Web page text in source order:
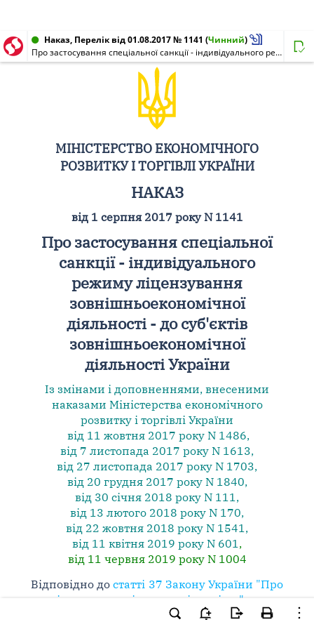
Наказ, Перелік від 01.08.2017 № 1141 (Чинний)
Про застосування спеціальної санкції - індивідуального режиму ліцензування зовнішньоекономічної діяльності - до суб'єктів зовнішньоекономічної діяльності України
МІНІСТЕРСТВО ЕКОНОМІЧНОГО
РОЗВИТКУ І ТОРГІВЛІ УКРАЇНИ
НАКАЗ
від 1 серпня 2017 року N 1141
Про застосування спеціальної
санкції - індивідуального
режиму ліцензування
зовнішньоекономічної
діяльності - до суб'єктів
зовнішньоекономічної
діяльності України
Із змінами і доповненнями, внесеними
наказами Міністерства економічного
розвитку і торгівлі України
від 11 жовтня 2017 року N 1486,
від 7 листопада 2017 року N 1613,
від 27 листопада 2017 року N 1703,
від 20 грудня 2017 року N 1840,
від 30 січня 2018 року N 111,
від 13 лютого 2018 року N 170,
від 22 жовтня 2018 року N 1541,
від 11 квітня 2019 року N 601,
від 11 червня 2019 року N 1004
Відповідно достатті 37 Закону України "Про
зовнішньоекономічну діяльність", на
підставі подання Державної фіскальної